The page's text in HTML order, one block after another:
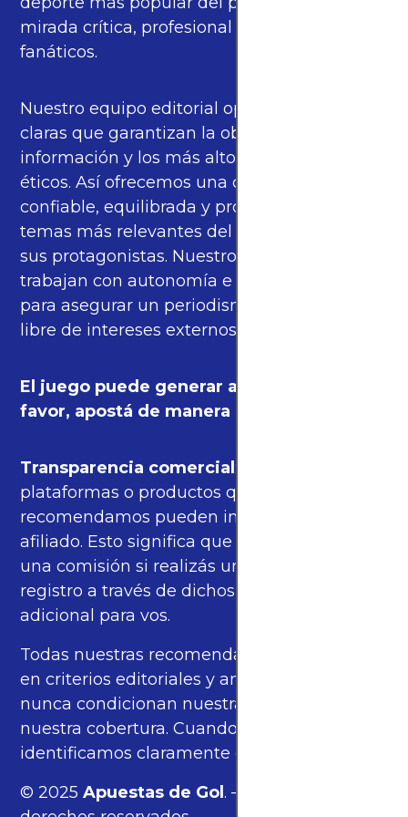
mirada crítica, profesional y cercana a los
fanáticos.
Nuestro equipo editorial opera bajo pautas
claras que garantizan la objetividad de la
información y los más altos estándares
éticos. Así ofrecemos una cobertura
confiable, equilibrada y propia sobre los
temas más relevantes del fútbol mundial y
sus protagonistas. Nuestros periodistas
trabajan con autonomía e independencia
para asegurar un periodismo de calidad,
libre de intereses externos.
El juego puede generar adicción. Por
favor, apostá de manera responsable.
Transparencia comercial: algunas de las
plataformas o productos que
recomendamos pueden incluir enlaces de
afiliado. Esto significa que podríamos recibir
una comisión si realizás una compra o
registro a través de dichos enlaces, sin costo
adicional para vos.
Todas nuestras recomendaciones se basan
en criterios editoriales y análisis propios, y
nunca condicionan nuestras opiniones ni
nuestra cobertura. Cuando corresponde,
identificamos claramente estos enlaces.
© 2025Apuestas de Gol. — Todos los